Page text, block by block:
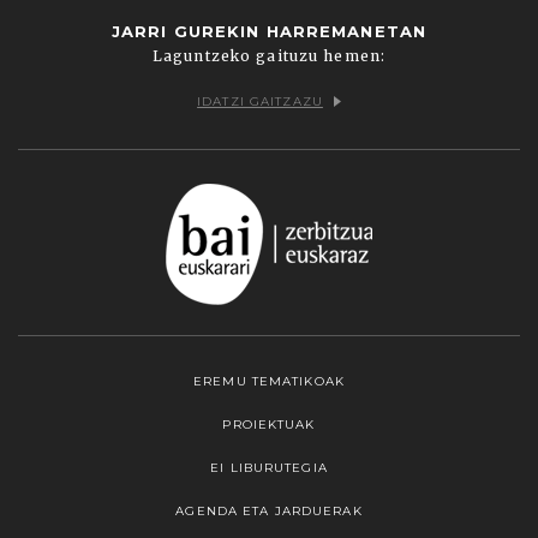
JARRI GUREKIN HARREMANETAN
Laguntzeko gaituzu hemen:
IDATZI GAITZAZU
EREMU TEMATIKOAK
PROIEKTUAK
EI LIBURUTEGIA
AGENDA ETA JARDUERAK